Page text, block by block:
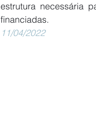
estrutura necessária
financiadas.
11/04/2022